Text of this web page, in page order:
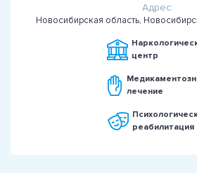
Адрес:
Новосибирская область,
центр
лечение
реабилитация